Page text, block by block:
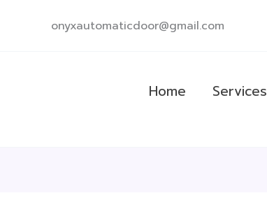
onyxautomaticdoor@gmail.com
Home Services